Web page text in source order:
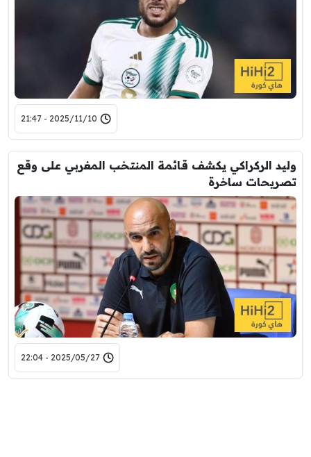
2025/11/10 - 21:47
وليد الركراكي يكشف قائمة المنتخب المغربي على وقع
تصريحات ساخرة
2025/05/27 - 22:04